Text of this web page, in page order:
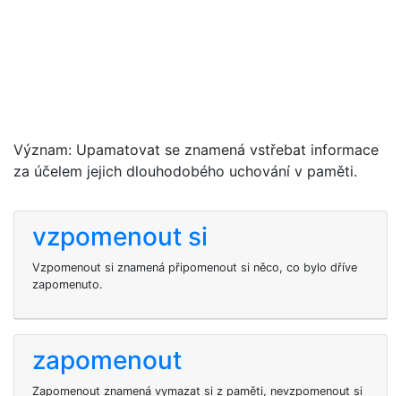
Význam: Upamatovat se znamená vstřebat informace
za účelem jejich dlouhodobého uchování v paměti.
vzpomenout si
Vzpomenout si znamená připomenout si něco, co bylo dříve
zapomenuto.
zapomenout
Zapomenout znamená vymazat si z paměti, nevzpomenout si